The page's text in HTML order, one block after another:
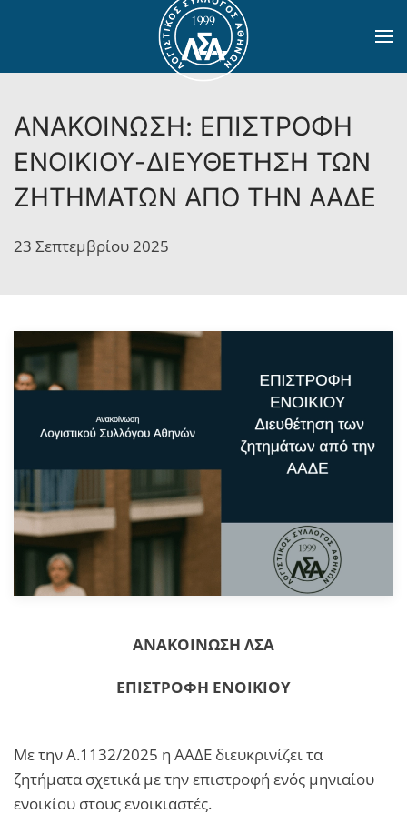
Skip to main content
ΑΝΑΚΟΙΝΩΣΗ: ΕΠΙΣΤΡΟΦΗ
ΕΝΟΙΚΙΟΥ-ΔΙΕΥΘΕΤΗΣΗ ΤΩΝ
ΖΗΤΗΜΑΤΩΝ ΑΠΟ ΤΗΝ ΑΑΔΕ
23 Σεπτεμβρίου 2025
ΑΝΑΚΟΙΝΩΣΗ ΛΣΑ
ΕΠΙΣΤΡΟΦΗ ΕΝΟΙΚΙΟΥ
Με την Α.1132/2025 η ΑΑΔΕ διευκρινίζει τα
ζητήματα σχετικά με την επιστροφή ενός μηνιαίου
ενοικίου στους ενοικιαστές.